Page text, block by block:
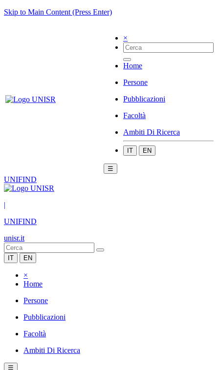
Skip to Main Content (Press Enter)
×
Home
Persone
Pubblicazioni
Facoltà
Ambiti Di Ricerca
IT EN
☰
UNIFIND
|
UNIFIND
unisr.it
IT EN
×
Home
Persone
Pubblicazioni
Facoltà
Ambiti Di Ricerca
☰